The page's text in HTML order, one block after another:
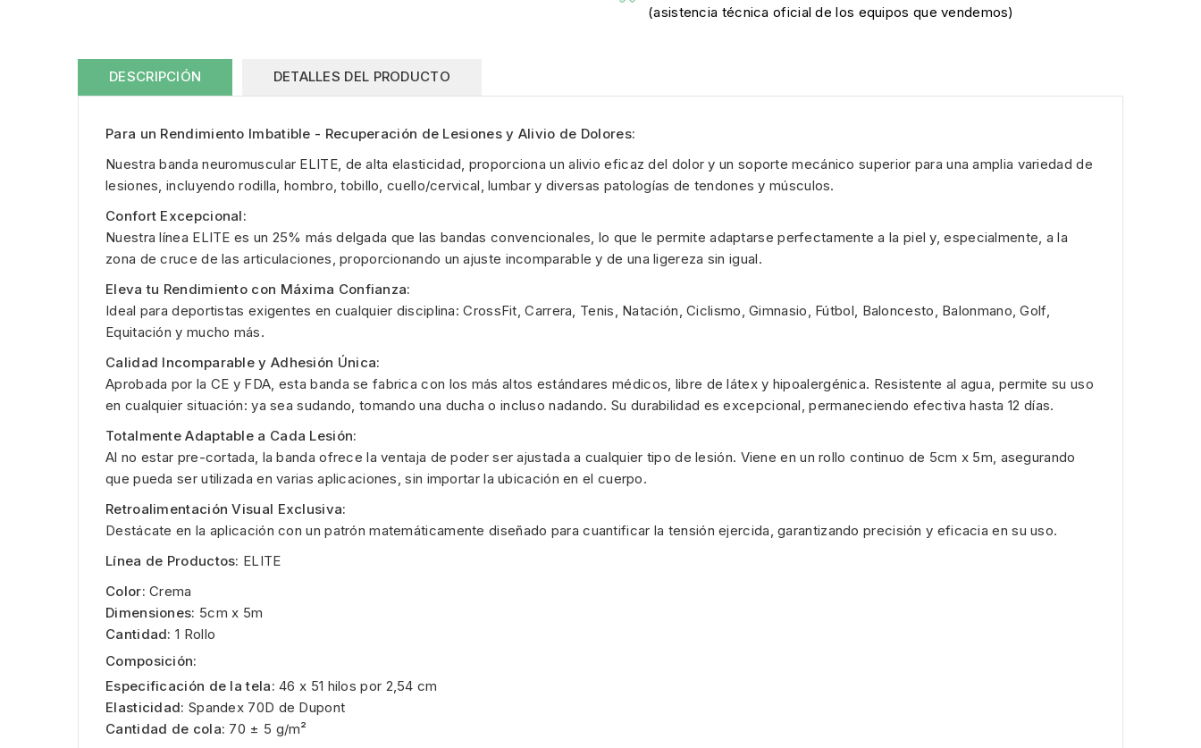
(asistencia técnica oficial de los equipos que vendemos)
DESCRIPCIÓN DETALLES DEL PRODUCTO
Para un Rendimiento Imbatible - Recuperación de Lesiones y Alivio de Dolores:
Nuestra banda neuromuscular ELITE, de alta elasticidad, proporciona un alivio eficaz del dolor y un soporte mecánico superior para una amplia variedad de
lesiones, incluyendo rodilla, hombro, tobillo, cuello/cervical, lumbar y diversas patologías de tendones y músculos.
Confort Excepcional:
Nuestra línea ELITE es un 25% más delgada que las bandas convencionales, lo que le permite adaptarse perfectamente a la piel y, especialmente, a la
zona de cruce de las articulaciones, proporcionando un ajuste incomparable y de una ligereza sin igual.
Eleva tu Rendimiento con Máxima Confianza:
Ideal para deportistas exigentes en cualquier disciplina: CrossFit, Carrera, Tenis, Natación, Ciclismo, Gimnasio, Fútbol, Baloncesto, Balonmano, Golf,
Equitación y mucho más.
Calidad Incomparable y Adhesión Única:
Aprobada por la CE y FDA, esta banda se fabrica con los más altos estándares médicos, libre de látex y hipoalergénica. Resistente al agua, permite su uso
en cualquier situación: ya sea sudando, tomando una ducha o incluso nadando. Su durabilidad es excepcional, permaneciendo efectiva hasta 12 días.
Totalmente Adaptable a Cada Lesión:
Al no estar pre-cortada, la banda ofrece la ventaja de poder ser ajustada a cualquier tipo de lesión. Viene en un rollo continuo de 5cm x 5m, asegurando
que pueda ser utilizada en varias aplicaciones, sin importar la ubicación en el cuerpo.
Retroalimentación Visual Exclusiva:
Destácate en la aplicación con un patrón matemáticamente diseñado para cuantificar la tensión ejercida, garantizando precisión y eficacia en su uso.
Línea de Productos: ELITE
Color: Crema
Dimensiones: 5cm x 5m
Cantidad: 1 Rollo
Composición:
Especificación de la tela: 46 x 51 hilos por 2,54 cm
Elasticidad: Spandex 70D de Dupont
Cantidad de cola: 70 ± 5 g/m²